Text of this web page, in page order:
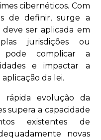
cibernéticos. Com
de definir, surge a
ser aplicada em
jurisdições ou
pode complicar a
e impactar a
da lei.
evolução da
supera a capacidade
existentes de
novas